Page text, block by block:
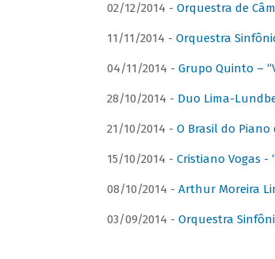
02/12/2014 - Orquestra de
11/11/2014 - Orquestra
04/11/2014 - Grupo Quinto –
28/10/2014 - Duo Lima-
21/10/2014 - O Brasil do
15/10/2014 - Cristiano Vogas -
08/10/2014 - Arthur Moreira
03/09/2014 - Orquestra